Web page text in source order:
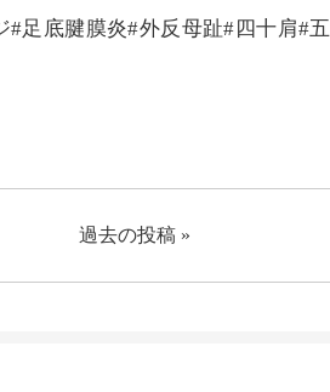
足底腱膜炎#外反母趾#四十肩#五
過去の投稿 »